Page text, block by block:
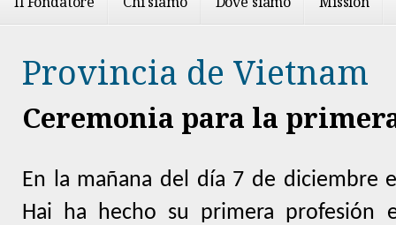
Provincia de Vietnam
Ceremonia para la
En la mañana del día 7 de diciembre
Hai ha hecho su primera profesión